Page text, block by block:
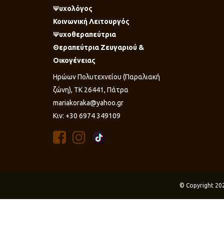
Ψυχολόγος
Κοινωνική Λειτουργός
Ψυχοθεραπεύτρια
Θεραπεύτρια Ζευγαριού &
Οικογένειας
Ηρώων Πολυτεχνείου (Παραλιακή
ζώνη), ΤΚ 26441, Πάτρα
mariakoraka@yahoo.gr
Κιν: +30 6974 349109
© Copyright